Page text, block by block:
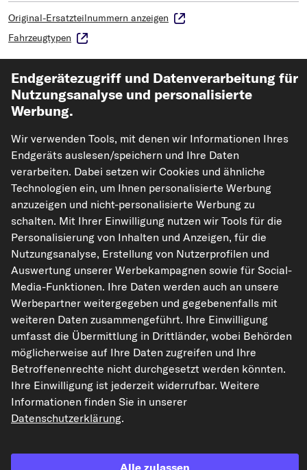
Original-Ersatzteilnummern anzeigen
Fahrzeugtypen
FEBI BILSTEIN Trag-/Führungsgelenk ProKit
Art.-Nr. 48113
31,24 €
UVP: 117,54 €
-73%
inkl. 20% MwSt.,zzgl. Versand
Sofort lieferbar
Passgenauigkeit prüfen
Fahrzeug auswählen
In den Warenkorb
Auf den Merkzettel
Zur Detailseite
Artikel-Eigenschaften
Endgerätezugriff und Datenverarbeitung für
Nutzungsanalyse und personalisierte
Werbung.
Wir verwenden Tools, mit denen wir Informationen Ihres
Endgeräts auslesen/speichern und Ihre Daten
verarbeiten. Dabei setzen wir Cookies und ähnliche
Technologien ein, um Ihnen personalisierte Werbung
anzuzeigen und nicht-personalisierte Werbung zu
schalten. Mit Ihrer Einwilligung nutzen wir Tools für die
Personalisierung von Inhalten und Anzeigen, für die
Nutzungsanalyse, Erstellung von Nutzerprofilen und
Auswertung unserer Werbekampagnen sowie für Social-
Media-Funktionen. Ihre Daten werden auch an unsere
Werbepartner weitergegeben und gegebenenfalls mit
weiteren Daten zusammengeführt. Ihre Einwilligung
umfasst die Übermittlung in Drittländer, wobei Behörden
möglicherweise auf Ihre Daten zugreifen und Ihre
Betroffenenrechte nicht durchgesetzt werden könnten.
Ihre Einwilligung ist jederzeit widerrufbar. Weitere
Informationen finden Sie in unserer
Datenschutzerklärung.
Alle zulassen